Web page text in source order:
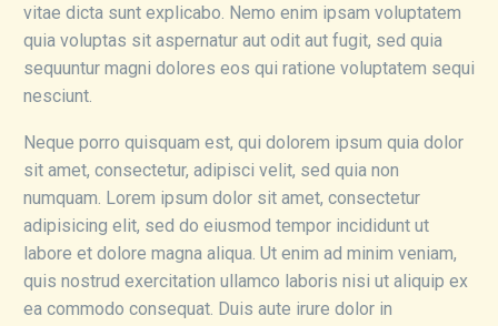
vitae dicta sunt explicabo. Nemo enim ipsam voluptatem
quia voluptas sit aspernatur aut odit aut fugit, sed quia
sequuntur magni dolores eos qui ratione voluptatem sequi
nesciunt.
Neque porro quisquam est, qui dolorem ipsum quia dolor
sit amet, consectetur, adipisci velit, sed quia non
numquam. Lorem ipsum dolor sit amet, consectetur
adipisicing elit, sed do eiusmod tempor incididunt ut
labore et dolore magna aliqua. Ut enim ad minim veniam,
quis nostrud exercitation ullamco laboris nisi ut aliquip ex
ea commodo consequat. Duis aute irure dolor in